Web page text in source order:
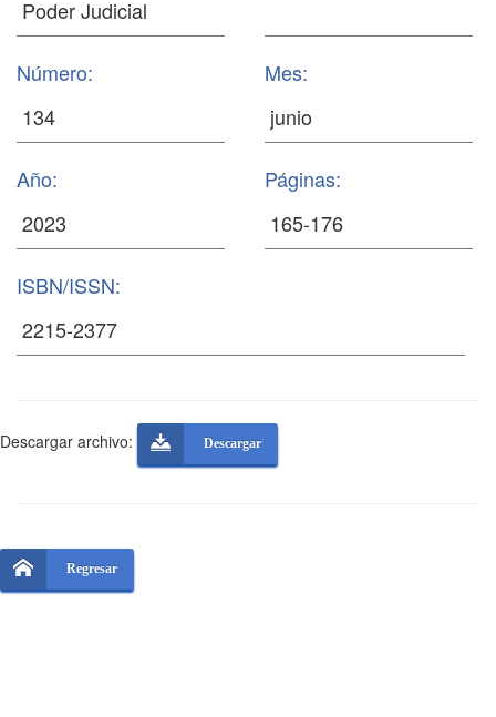
Número: Mes:
Año: Páginas:
ISBN/ISSN:
Descargar archivo: Descargar
Regresar